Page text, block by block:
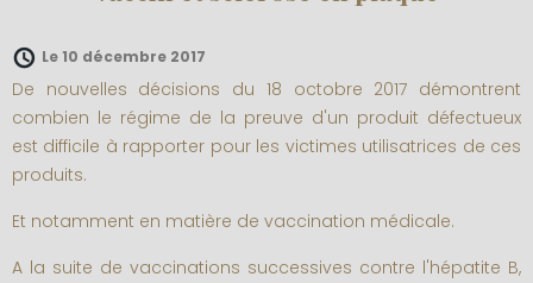
Le 10 décembre 2017
De nouvelles décisions du 18 octobre 2017 démontrent
combien le régime de la preuve d'un produit défectueux
est difficile à rapporter pour les victimes utilisatrices de ces
produits.
Et notamment en matière de vaccination médicale.
A la suite de vaccinations successives contre l'hépatite B,